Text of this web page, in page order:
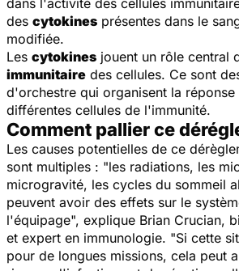
des cytokines présentes dans le
modifiée.
Les cytokines jouent un rôle central
immunitaire des cellules. Ce sont
d'orchestre qui organisent la réponse
différentes cellules de l'immunité.
Comment pallier ce
Les causes potentielles de ce
sont multiples : "les radiations, les
microgravité, les cycles du sommeil
peuvent avoir des effets sur le
l'équipage", explique Brian Crucian,
et expert en immunologie. "Si cette
pour de longues missions, cela peut